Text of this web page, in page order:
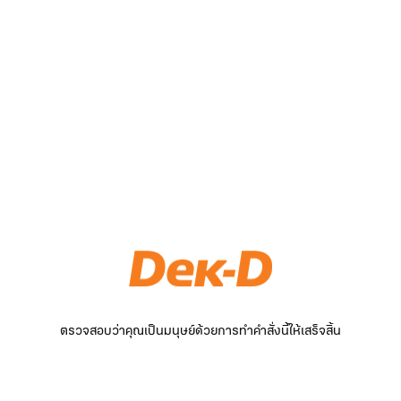
ตรวจสอบว่าคุณเป็นมนุษย์ด้วยการทำคำสั่งนี้ให้เสร็จสิ้น